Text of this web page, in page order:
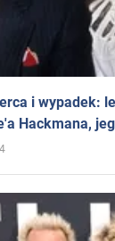
i wypadek:
Hackmana,